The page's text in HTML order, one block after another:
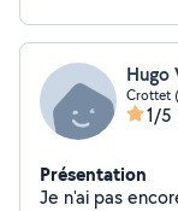
Hugo
Crottet
1/5
Présentation